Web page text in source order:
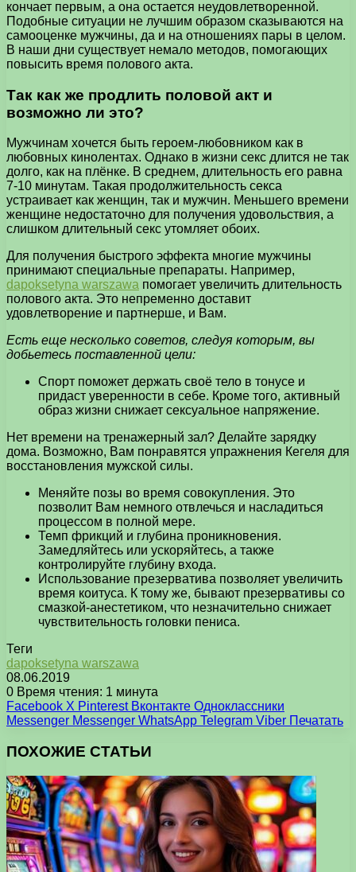
кончает первым, а она остается неудовлетворенной.
Подобные ситуации не лучшим образом сказываются на
самооценке мужчины, да и на отношениях пары в целом.
В наши дни существует немало методов, помогающих
повысить время полового акта.
Так как же продлить половой акт и
возможно ли это?
Мужчинам хочется быть героем-любовником как в
любовных кинолентах. Однако в жизни секс длится не так
долго, как на плёнке. В среднем, длительность его равна
7-10 минутам. Такая продолжительность секса
устраивает как женщин, так и мужчин. Меньшего времени
женщине недостаточно для получения удовольствия, а
слишком длительный секс утомляет обоих.
Для получения быстрого эффекта многие мужчины
принимают специальные препараты. Например,
dapoksetyna warszawa помогает увеличить длительность
полового акта. Это непременно доставит
удовлетворение и партнерше, и Вам.
Есть еще несколько советов, следуя которым, вы
добьетесь поставленной цели:
Спорт поможет держать своё тело в тонусе и
придаст уверенности в себе. Кроме того, активный
образ жизни снижает сексуальное напряжение.
Нет времени на тренажерный зал? Делайте зарядку
дома. Возможно, Вам понравятся упражнения Кегеля для
восстановления мужской силы.
Меняйте позы во время совокупления. Это
позволит Вам немного отвлечься и насладиться
процессом в полной мере.
Темп фрикций и глубина проникновения.
Замедляйтесь или ускоряйтесь, а также
контролируйте глубину входа.
Использование презерватива позволяет увеличить
время коитуса. К тому же, бывают презервативы со
смазкой-анестетиком, что незначительно снижает
чувствительность головки пениса.
Теги
dapoksetyna warszawa
08.06.2019
0 Время чтения: 1 минута
Facebook X Pinterest Вконтакте Одноклассники
Messenger Messenger WhatsApp Telegram Viber Печатать
ПОХОЖИЕ СТАТЬИ